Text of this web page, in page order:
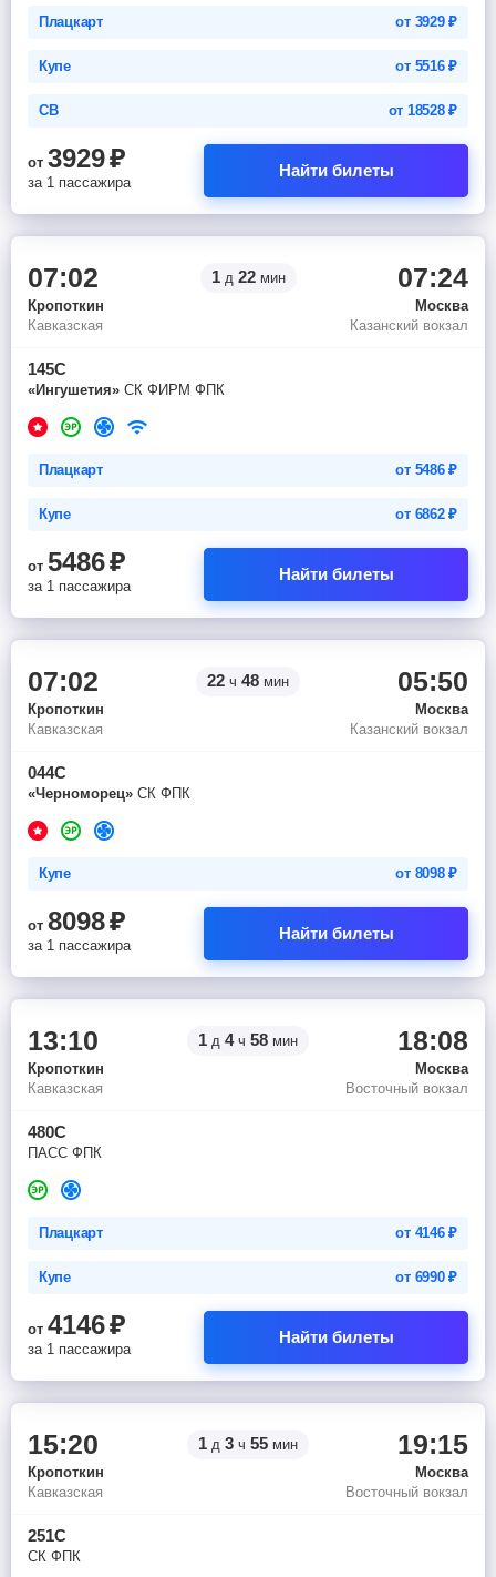
Плацкарт от 3929₽
Купе от 5516₽
СВ от 18528₽
от 3929₽
за 1 пассажира
Найти билеты
07:02 1д 22мин 07:24
Кропоткин
Москва
Кавказская
Казанский вокзал
145С
«Ингушетия» СК ФИРМ ФПК
Плацкарт от 5486₽
Купе от 6862₽
от 5486₽
за 1 пассажира
Найти билеты
07:02 22 ч 48 мин 05:50
Кропоткин
Москва
Кавказская
Казанский вокзал
044С
«Черноморец» СК ФПК
Купе от 8098₽
от 8098₽
за 1 пассажира
Найти билеты
13:10 1 д 4ч 58 мин 18:08
Кропоткин
Москва
Кавказская
Восточный вокзал
480С
ПАСС ФПК
Плацкарт от 4146₽
Купе от 6990₽
от 4146₽
за 1 пассажира
Найти билеты
15:20 1 д 3 ч 55 мин 19:15
Кропоткин
Москва
Кавказская
Восточный вокзал
251С
СК ФПК